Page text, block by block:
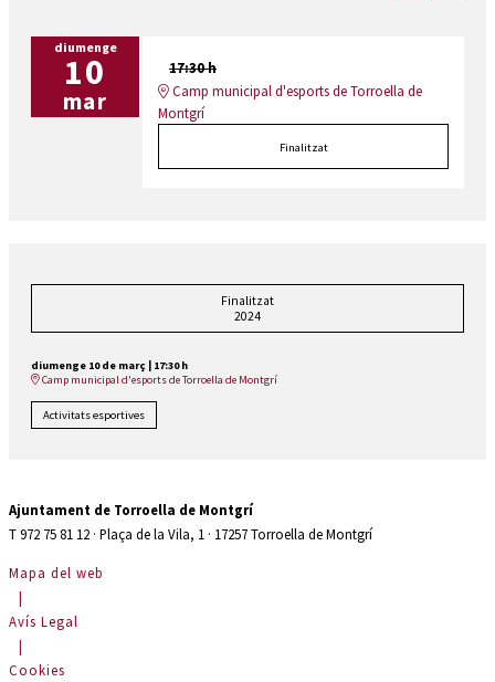
diumenge
10
mar
17:30 h
Camp municipal d'esports de Torroella de
Montgrí
Finalitzat
Finalitzat
2024
diumenge 10 de març | 17:30 h
Camp municipal d'esports de Torroella de Montgrí
Activitats esportives
Ajuntament de Torroella de Montgrí
T 972 75 81 12 · Plaça de la Vila, 1 · 17257 Torroella de Montgrí
Mapa del web
|
Avís Legal
|
Cookies